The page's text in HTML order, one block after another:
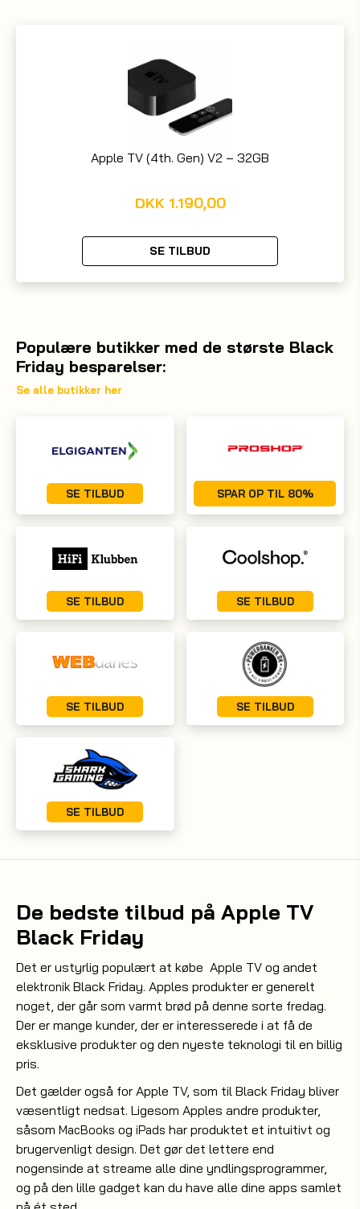
Apple TV (4th. Gen) V2 – 32GB
DKK1.190,00
SE TILBUD
Populære butikker med de største Black
Friday besparelser:
Se alle butikker her
SE TILBUD SPAR OP TIL 80%
SE TILBUD SE TILBUD
SE TILBUD SE TILBUD
SE TILBUD
De bedste tilbud på Apple TV
Black Friday
Det er ustyrlig populært at købe Apple TV og andet
elektronik Black Friday. Apples produkter er generelt
noget, der går som varmt brød på denne sorte fredag.
Der er mange kunder, der er interesserede i at få de
eksklusive produkter og den nyeste teknologi til en billig
pris.
Det gælder også for Apple TV, som til Black Friday bliver
væsentligt nedsat. Ligesom Apples andre produkter,
såsom MacBooks og iPads har produktet et intuitivt og
brugervenligt design. Det gør det lettere end
nogensinde at streame alle dine yndlingsprogrammer,
og på den lille gadget kan du have alle dine apps samlet